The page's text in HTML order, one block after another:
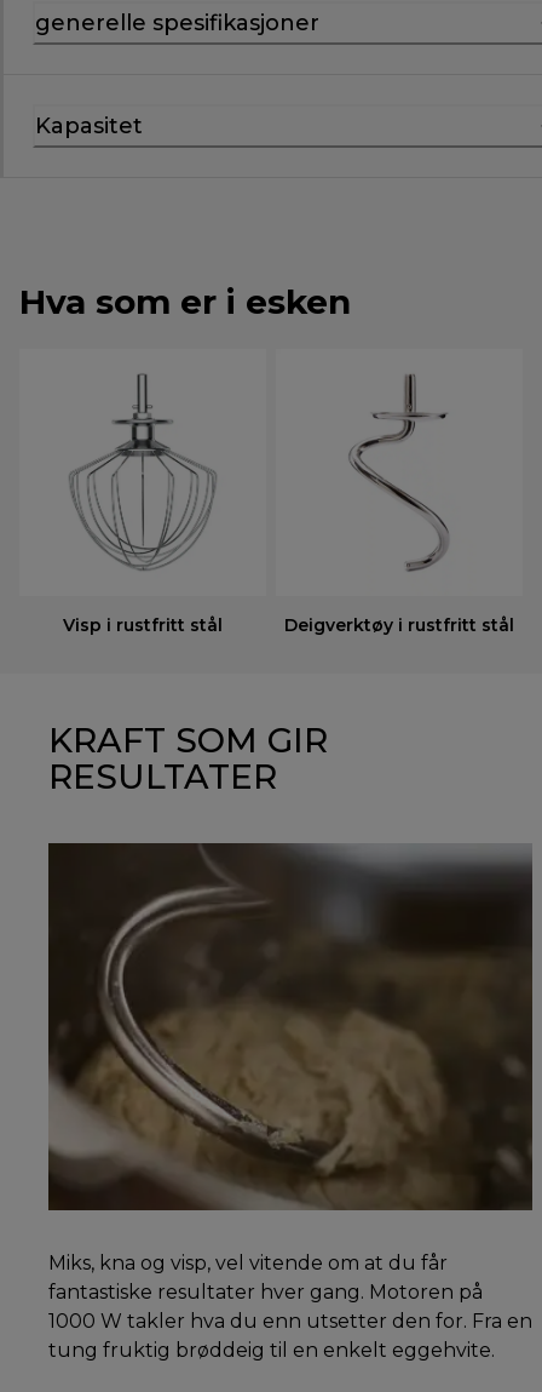
generelle spesifikasjoner
Kapasitet
Hva som er i esken
Visp i rustfritt stål Deigverktøy i rustfritt stål
KRAFT SOM GIR
RESULTATER
Miks, kna og visp, vel vitende om at du får
fantastiske resultater hver gang. Motoren på
1000 W takler hva du enn utsetter den for. Fra en
tung fruktig brøddeig til en enkelt eggehvite.